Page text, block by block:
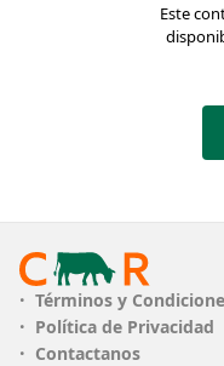
FICHA DEL
Cantidad:
Estado:
Muy
Este
Términos y
Política de Privacidad
Contactanos